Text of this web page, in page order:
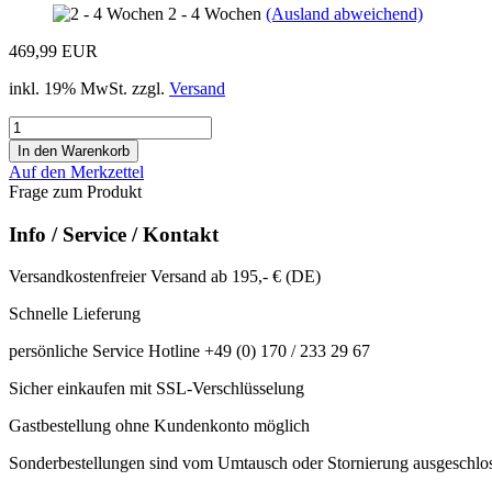
2 - 4 Wochen (Ausland abweichend)
469,99 EUR
inkl. 19% MwSt. zzgl. Versand
Auf den Merkzettel
Frage zum Produkt
Info / Service / Kontakt
Versandkostenfreier Versand ab 195,- € (DE)
Schnelle Lieferung
persönliche Service Hotline +49 (0) 170 / 233 29 67
Sicher einkaufen mit SSL-Verschlüsselung
Gastbestellung ohne Kundenkonto möglich
Sonderbestellungen sind vom Umtausch oder Stornierung